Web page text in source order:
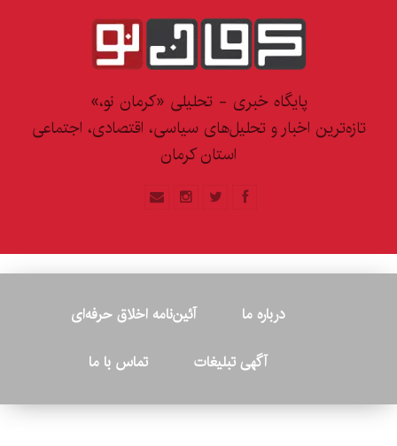
پایگاه خبری - تحلیلی «کرمان نو،»
تازه‌ترین اخبار و تحلیل‌های سیاسی، اقتصادی، اجتماعی
استان کرمان
درباره ما
آئین‌نامه اخلاق حرفه‌ای
آگهی تبلیغات
تماس با ما